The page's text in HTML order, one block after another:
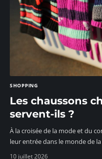
SHOPPING
Les chaussons
servent-ils ?
À la croisée de la mode et du
leur entrée dans le monde de
10 juillet 2026